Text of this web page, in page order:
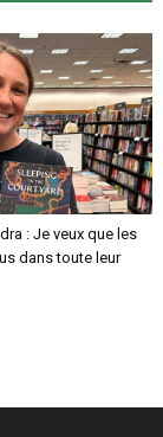
: Je veux que les
dans toute leur